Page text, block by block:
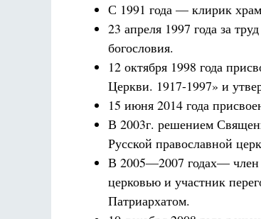
С 1991 года — клирик
23 апреля 1997 года за
богословия.
12 октября 1998 года
Церкви. 1917-1997» и
15 июня 2014 года
В 2003г. решением
Русской православной
В 2005—2007 годах— член
церковью и участник
Патриархатом.